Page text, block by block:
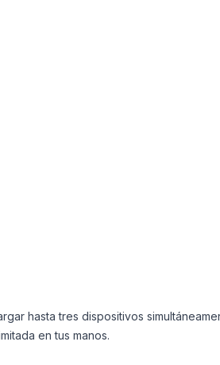
hasta tres dispositivos
en tus manos.